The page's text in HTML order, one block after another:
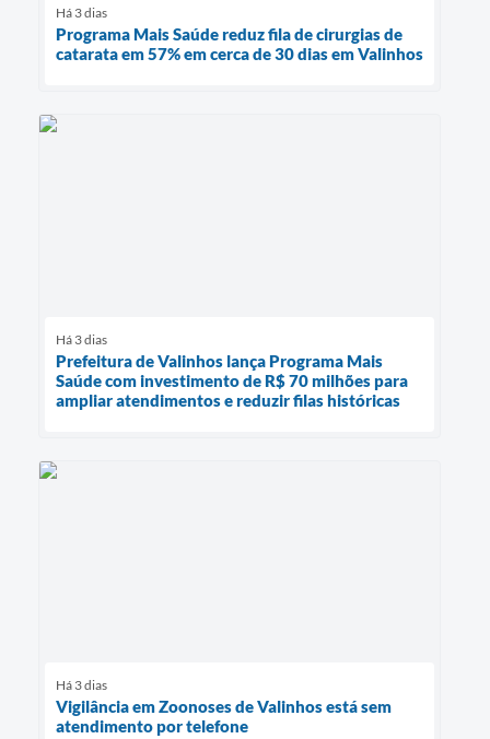
Há 3 dias
Programa Mais Saúde reduz fila de cirurgias de
catarata em 57% em cerca de 30 dias em Valinhos
Há 3 dias
Prefeitura de Valinhos lança Programa Mais
Saúde com investimento de R$ 70 milhões para
ampliar atendimentos e reduzir filas históricas
Há 3 dias
Vigilância em Zoonoses de Valinhos está sem
atendimento por telefone